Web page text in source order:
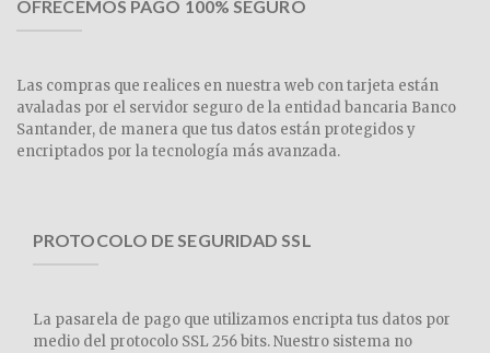
OFRECEMOS PAGO 100% SEGURO
Las compras que realices en nuestra web con tarjeta están
avaladas por el servidor seguro de la entidad bancaria Banco
Santander, de manera que tus datos están protegidos y
encriptados por la tecnología más avanzada.
PROTOCOLO DE SEGURIDAD SSL
La pasarela de pago que utilizamos encripta tus datos por
medio del protocolo SSL 256 bits. Nuestro sistema no